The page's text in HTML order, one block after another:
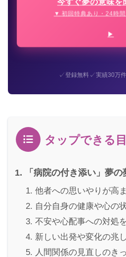
▼ 初回特典あり・24時
✓登録無料✓実績30万件
タップできる
「病院の付き添い」夢の
他者への思いやりが高
自分自身の健康や心の
不安や心配事への対処
新しい出発や変化の兆し
人間関係の見直しのき